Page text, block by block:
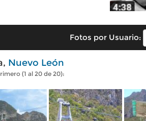
Fotos por Usuario:
Nuevo León
(1 al 20 de 20):